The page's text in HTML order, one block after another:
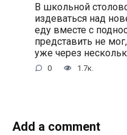
В школьной
издеваться над
еду вместе с
представить не
уже через
0 1.7к.
Add a comment